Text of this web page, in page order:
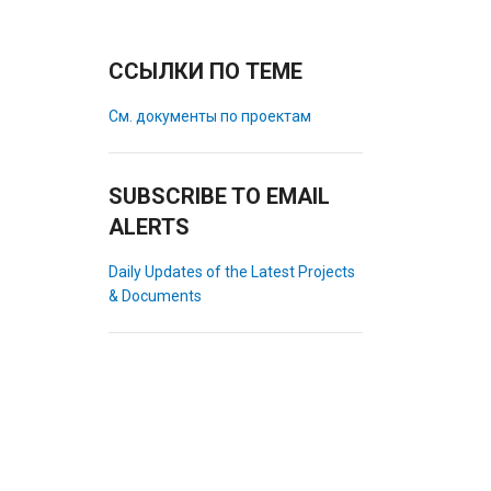
ССЫЛКИ ПО ТЕМЕ
См. документы по проектам
SUBSCRIBE TO EMAIL
ALERTS
Daily Updates of the Latest Projects
& Documents